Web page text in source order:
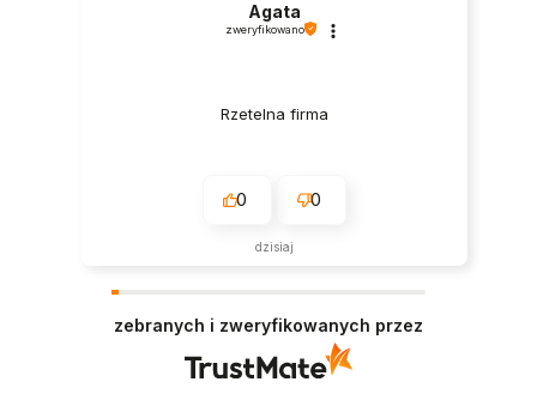
Agata
zweryfikowano
Rzetelna firma
0 0
dzisiaj
zebranych i zweryfikowanych przez